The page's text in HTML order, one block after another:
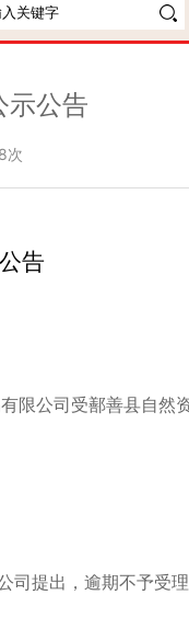
示公告
次
告
限公司 受鄯善县自然
司 提出，逾期不予受理